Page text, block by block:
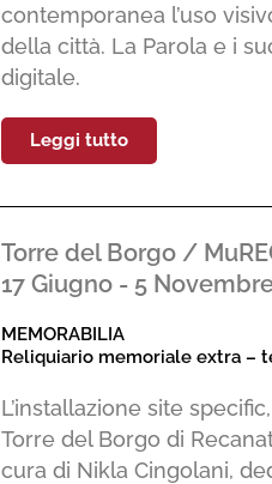
contemporanea l’uso
della città. La Parola e i
digitale.
Leggi tutto
Torre del Borgo /
17 Giugno - 5
MEMORABILIA
Reliquiario memoriale extra –
L’installazione site
Torre del Borgo di
cura di Nikla Cingolani,